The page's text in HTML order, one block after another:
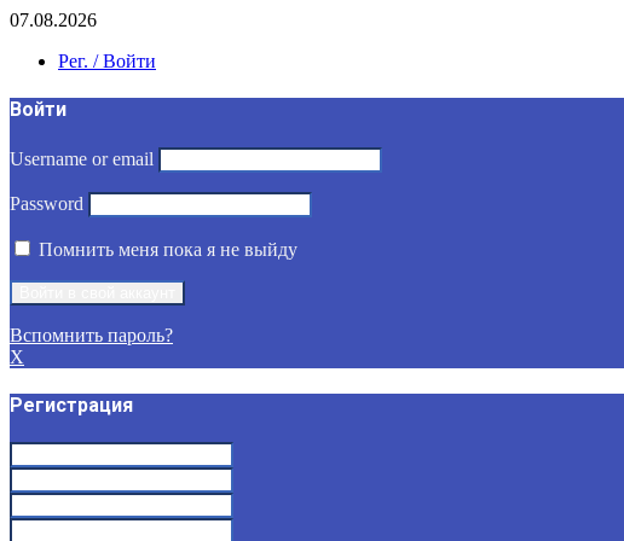
07.08.2026
Рег. / Войти
Войти
Username or email
Password
Помнить меня пока я не выйду
Вспомнить пароль?
X
Регистрация